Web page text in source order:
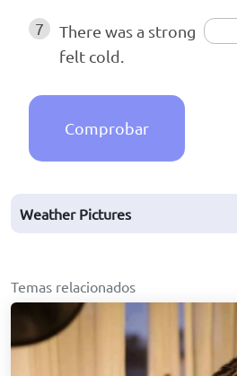
7 There was a strong
felt cold.
Comprobar
Weather Pictures
Temas relacionados